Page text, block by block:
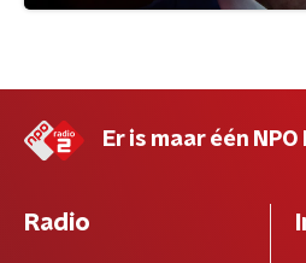
Er is maar één NPO
Radio